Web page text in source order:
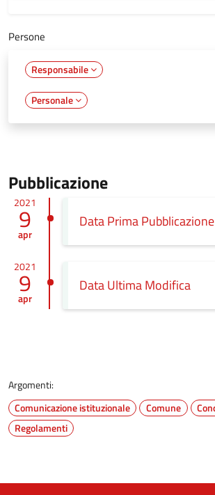
Persone
Responsabile
Personale
Pubblicazione
2021
9
apr
Data Prima Pubblicazione
2021
9
apr
Data Ultima Modifica
Argomenti:
Comunicazione istituzionale
Comune
Regolamenti